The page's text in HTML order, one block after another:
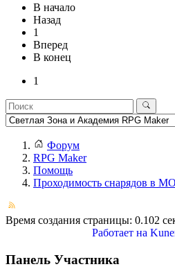
В начало
Назад
1
Вперед
В конец
1
Форум
RPG Maker
Помощь
Проходимость снарядов в
Время создания страницы: 0.102
Работает на
Панель Участника